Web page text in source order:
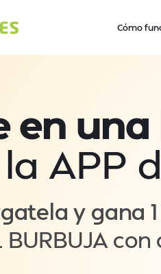
Cómo
en
APP
y gana
BURBUJA